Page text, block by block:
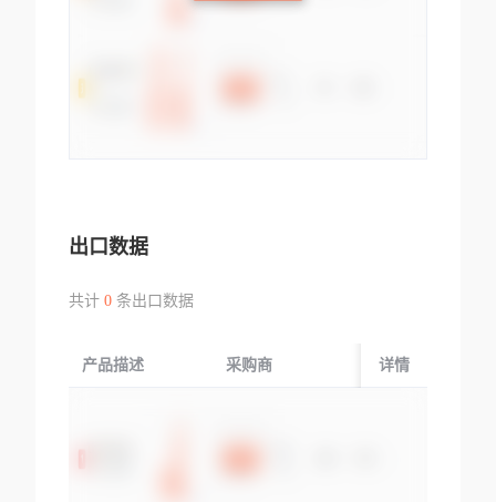
出口数据
共计 0条出口数据
产品描述 采购商 起运国/地区
详情